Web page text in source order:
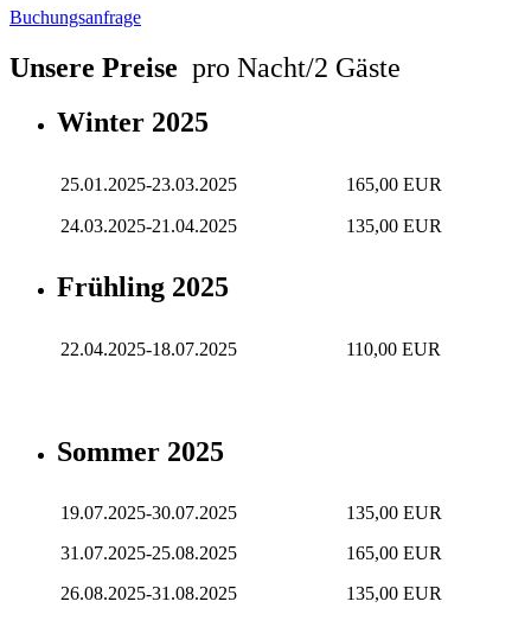
Buchungsanfrage
Unsere Preise pro Nacht/2 Gäste
Winter 2025
25.01.2025-23.03.2025 165,00 EUR
24.03.2025-21.04.2025 135,00 EUR
Frühling 2025
22.04.2025-18.07.2025 110,00 EUR
Sommer 2025
19.07.2025-30.07.2025
135,00 EUR
31.07.2025-25.08.2025
165,00 EUR
26.08.2025-31.08.2025
135,00 EUR